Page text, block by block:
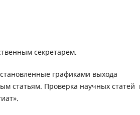
секретарем.
графиками выхода
статьям. Проверка научных статей